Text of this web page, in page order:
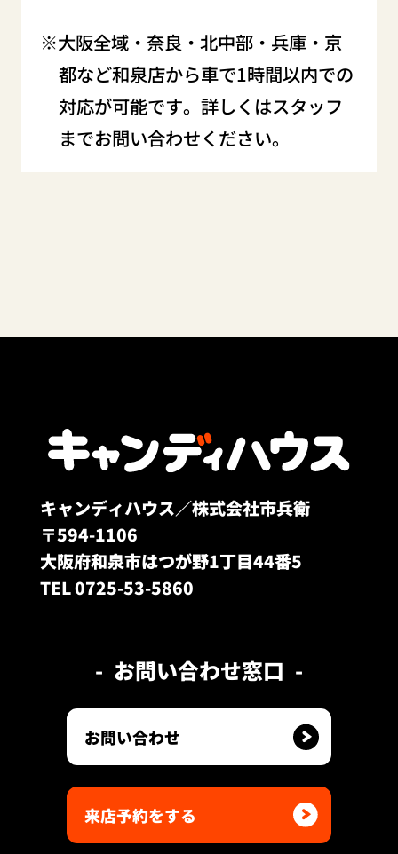
大阪全域・奈良・北中部・兵庫・京
都など和泉店から車で1時間以内での
対応が可能です。詳しくはスタッフ
までお問い合わせください。
キャンディハウス／株式会社市兵衛
〒594-1106
大阪府和泉市はつが野1丁目44番5
TEL 0725-53-5860
お問い合わせ窓口
お問い合わせ
来店予約をする